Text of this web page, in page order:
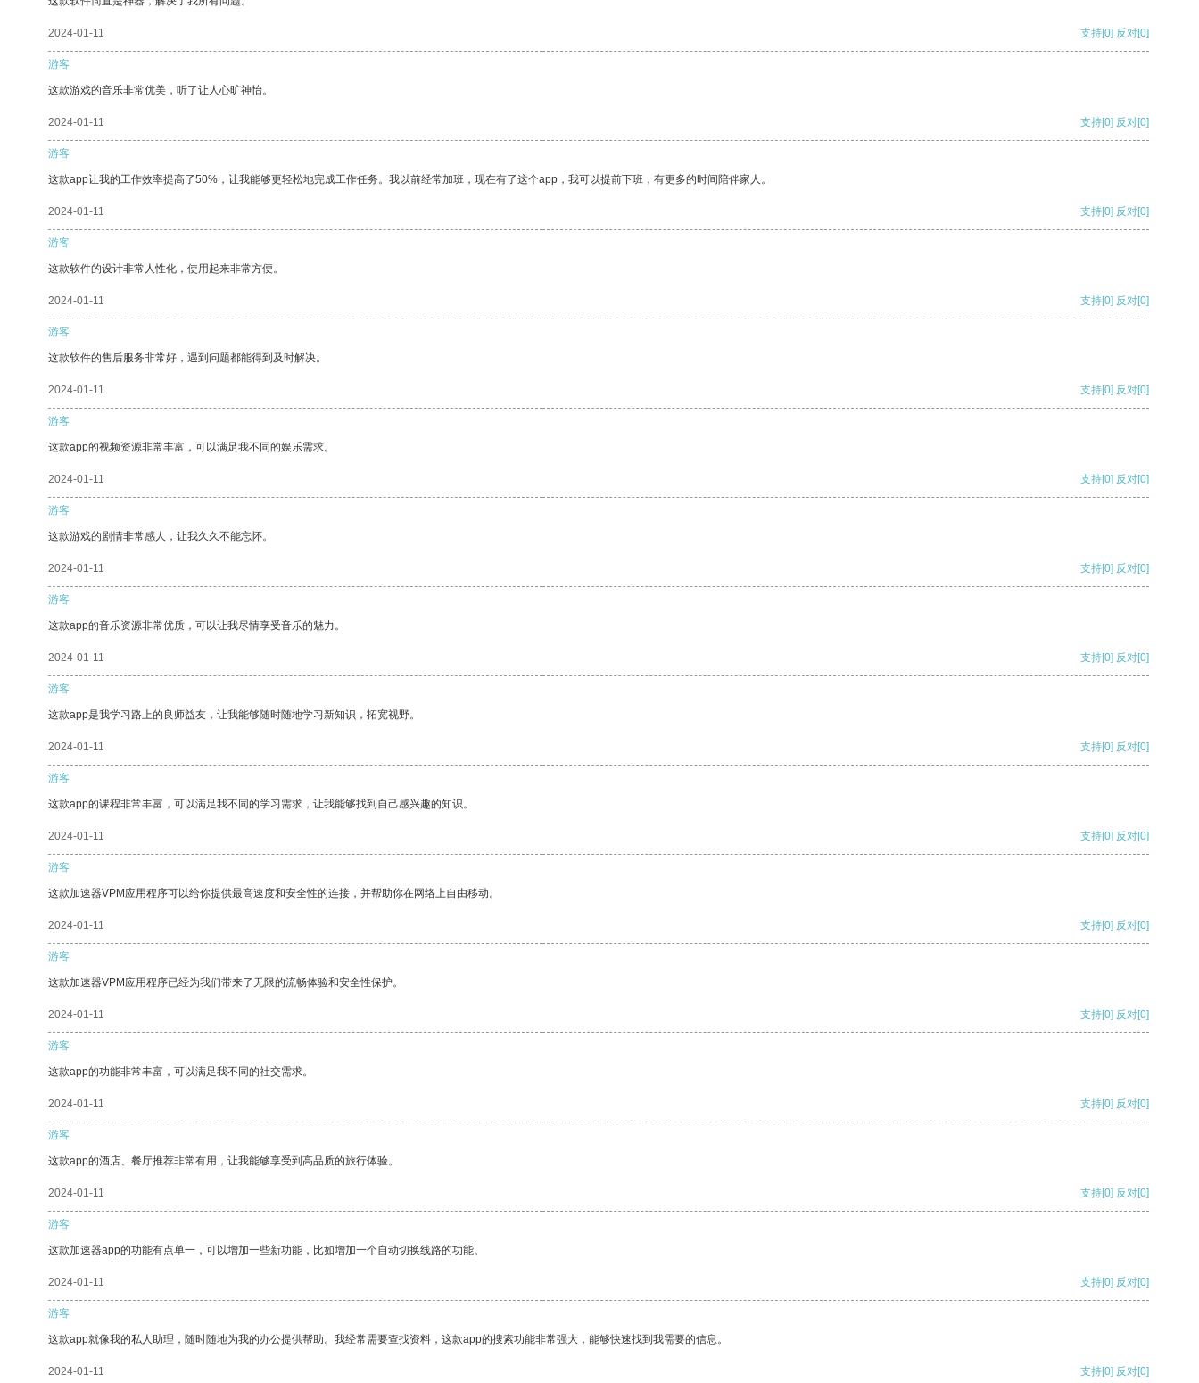
2024-01-11 支持[0] 反对[0]
游客
这款游戏的音乐非常优美，听了让人心旷神怡。
2024-01-11 支持[0] 反对[0]
游客
这款app让我的工作效率提高了50%，让我能够更轻松地完成工作任务。我以前经常加班，现在有了这个app，我可以提前下班，有更多的时间陪伴家人。
2024-01-11 支持[0] 反对[0]
游客
这款软件的设计非常人性化，使用起来非常方便。
2024-01-11 支持[0] 反对[0]
游客
这款软件的售后服务非常好，遇到问题都能得到及时解决。
2024-01-11 支持[0] 反对[0]
游客
这款app的视频资源非常丰富，可以满足我不同的娱乐需求。
2024-01-11 支持[0] 反对[0]
游客
这款游戏的剧情非常感人，让我久久不能忘怀。
2024-01-11 支持[0] 反对[0]
游客
这款app的音乐资源非常优质，可以让我尽情享受音乐的魅力。
2024-01-11 支持[0] 反对[0]
游客
这款app是我学习路上的良师益友，让我能够随时随地学习新知识，拓宽视野。
2024-01-11 支持[0] 反对[0]
游客
这款app的课程非常丰富，可以满足我不同的学习需求，让我能够找到自己感兴趣的知识。
2024-01-11 支持[0] 反对[0]
游客
这款加速器VPM应用程序可以给你提供最高速度和安全性的连接，并帮助你在网络上自由移动。
2024-01-11 支持[0] 反对[0]
游客
这款加速器VPM应用程序已经为我们带来了无限的流畅体验和安全性保护。
2024-01-11 支持[0] 反对[0]
游客
这款app的功能非常丰富，可以满足我不同的社交需求。
2024-01-11 支持[0] 反对[0]
游客
这款app的酒店、餐厅推荐非常有用，让我能够享受到高品质的旅行体验。
2024-01-11 支持[0] 反对[0]
游客
这款加速器app的功能有点单一，可以增加一些新功能，比如增加一个自动切换线路的功能。
2024-01-11 支持[0] 反对[0]
游客
这款app就像我的私人助理，随时随地为我的办公提供帮助。我经常需要查找资料，这款app的搜索功能非常强大，能够快速找到我需要的信息。
2024-01-11 支持[0] 反对[0]